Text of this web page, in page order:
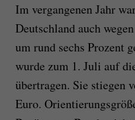
Im vergangenen Jahr
Deutschland auch
um rund sechs Prozent
wurde zum 1. Juli auf
übertragen. Sie stiegen
Euro.